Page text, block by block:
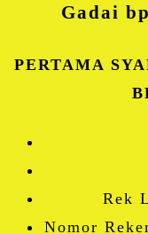
Gadai
PERTAMA
Rek
Nomor